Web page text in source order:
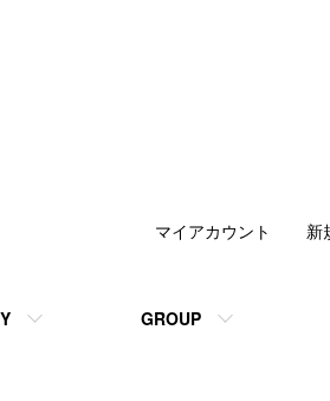
GROUP
マイアカウント 新